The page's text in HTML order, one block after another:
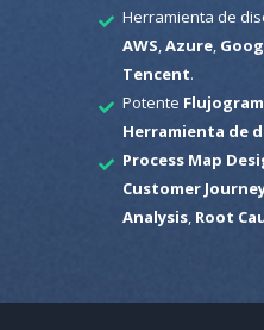
Herramienta de
AWS Azure,
Tencent.
Potente
Herramienta de
Process Map
Customer
Analysis, Root